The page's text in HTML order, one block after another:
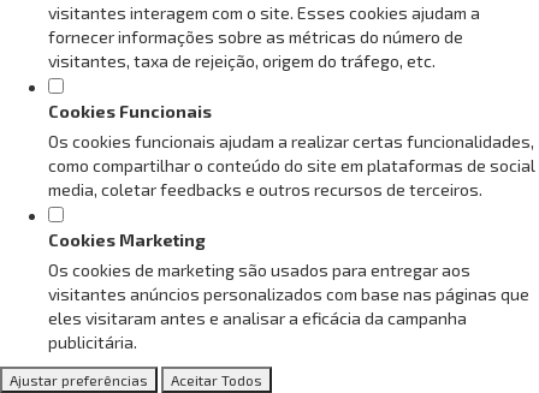
visitantes interagem com o site. Esses cookies ajudam a
fornecer informações sobre as métricas do número de
visitantes, taxa de rejeição, origem do tráfego, etc.
Cookies Funcionais
Os cookies funcionais ajudam a realizar certas funcionalidades,
como compartilhar o conteúdo do site em plataformas de social
media, coletar feedbacks e outros recursos de terceiros.
Cookies Marketing
Os cookies de marketing são usados para entregar aos
visitantes anúncios personalizados com base nas páginas que
eles visitaram antes e analisar a eficácia da campanha
publicitária.
Ajustar preferências Aceitar Todos